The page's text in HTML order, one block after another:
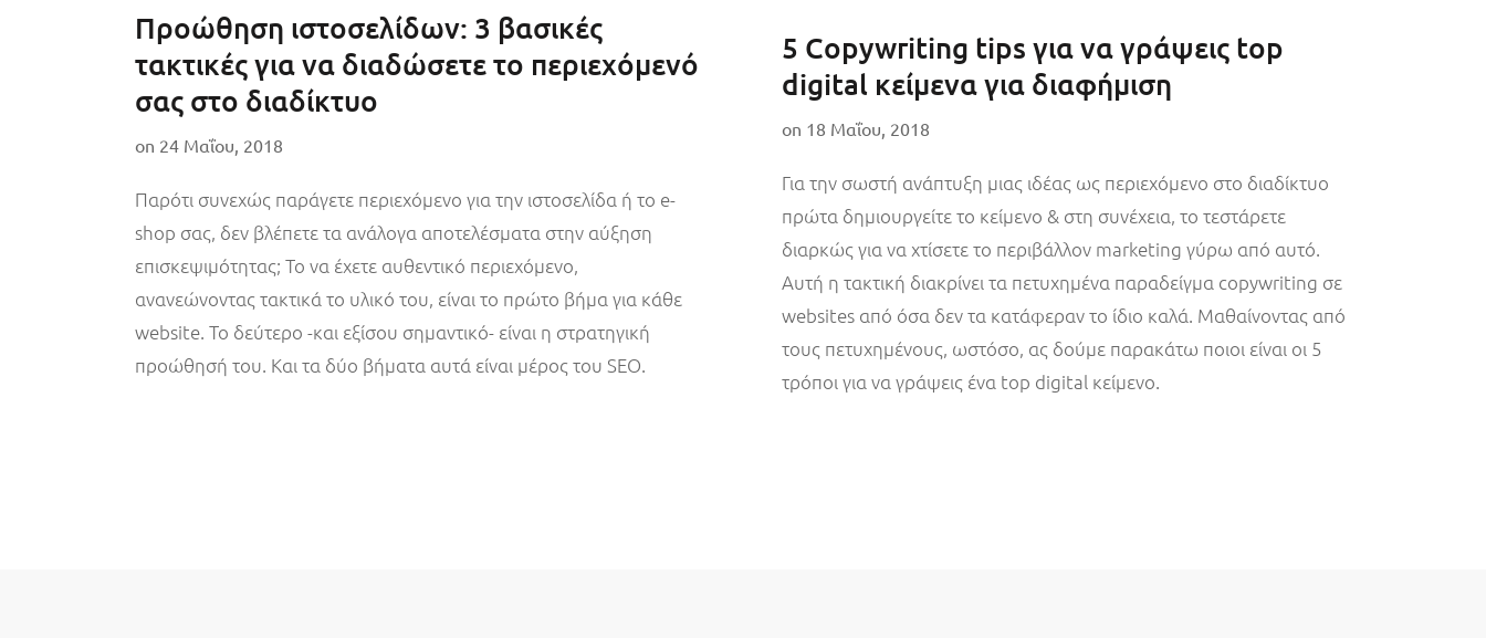
Προώθηση ιστοσελίδων: 3 βασικές
τακτικές για να διαδώσετε το περιεχόμενό
σας στο διαδίκτυο
on 24 Μαΐου, 2018
Παρότι συνεχώς παράγετε περιεχόμενο για την ιστοσελίδα ή το e-
shop σας, δεν βλέπετε τα ανάλογα αποτελέσματα στην αύξηση
επισκεψιμότητας; Το να έχετε αυθεντικό περιεχόμενο,
ανανεώνοντας τακτικά το υλικό του, είναι το πρώτο βήμα για κάθε
website. Το δεύτερο -και εξίσου σημαντικό- είναι η στρατηγική
προώθησή του. Και τα δύο βήματα αυτά είναι μέρος του SEO.
5 Copywriting tips για να γράψεις top
digital κείμενα για διαφήμιση
on 18 Μαΐου, 2018
Για την σωστή ανάπτυξη μιας ιδέας ως περιεχόμενο στο διαδίκτυο
πρώτα δημιουργείτε το κείμενο & στη συνέχεια, το τεστάρετε
διαρκώς για να χτίσετε το περιβάλλον marketing γύρω από αυτό.
Αυτή η τακτική διακρίνει τα πετυχημένα παραδείγμα copywriting σε
websites από όσα δεν τα κατάφεραν το ίδιο καλά. Μαθαίνοντας από
τους πετυχημένους, ωστόσο, ας δούμε παρακάτω ποιοι είναι οι 5
τρόποι για να γράψεις ένα top digital κείμενο.